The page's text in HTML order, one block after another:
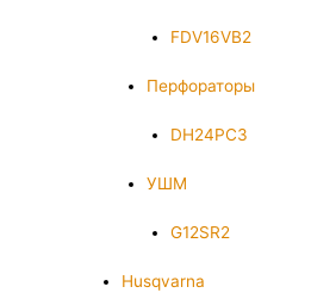
FDV16VB2
Перфораторы
DH24PC3
УШМ
G12SR2
Husqvarna